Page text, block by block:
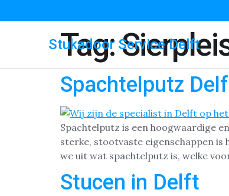
Stukadoor Service Delft
Tag:
Spachtelputz
Spachtelputz is een hoogwaardige
sterke, stootvaste eigenschappen
we uit wat spachtelputz is, welke
Stucen in Delft